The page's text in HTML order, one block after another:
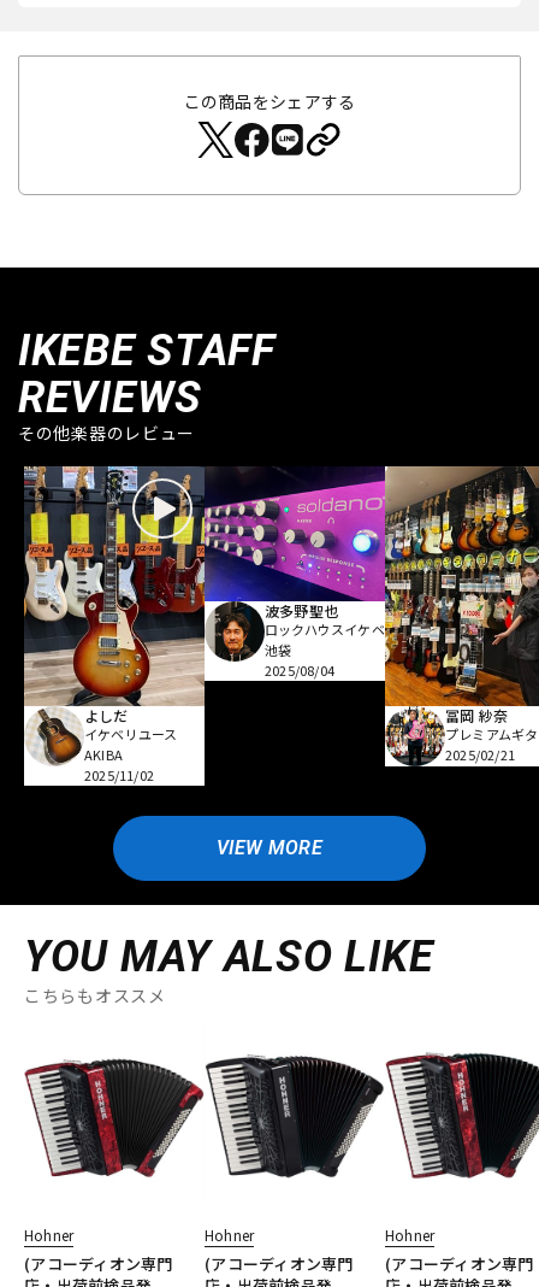
この商品をシェアする
IKEBE STAFF
REVIEWS
その他楽器のレビュー
よしだ
イケベリユース
AKIBA
2025/11/02
波多野聖也
ロックハウスイケベ
池袋
2025/08/04
冨岡 紗奈
プレミアムギ
2025/02/21
VIEW MORE
YOU MAY ALSO LIKE
こちらもオススメ
Hohner
(アコーディオン専門
Hohner
(アコーディオン専門
Hohner
(アコーディオン専門